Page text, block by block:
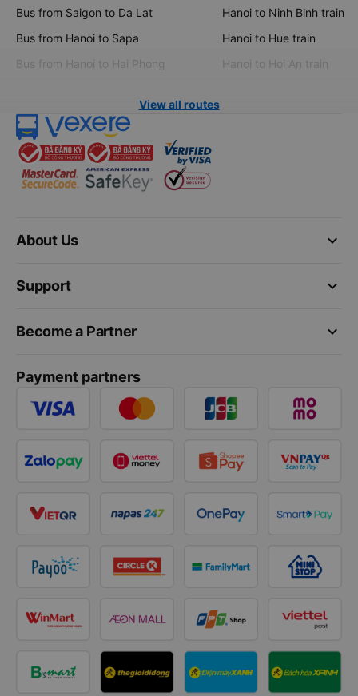
Bus from Saigon to Da Lat
Bus from Hanoi to Sapa
Bus from Hanoi to Hai Phong
Hanoi to Ninh Binh train
Hanoi to Hue train
Hanoi to Hoi An train
View all routes
keyboard_arrow_down
About Us
keyboard_arrow_down
Support
keyboard_arrow_down
Become a Partner
Payment partners